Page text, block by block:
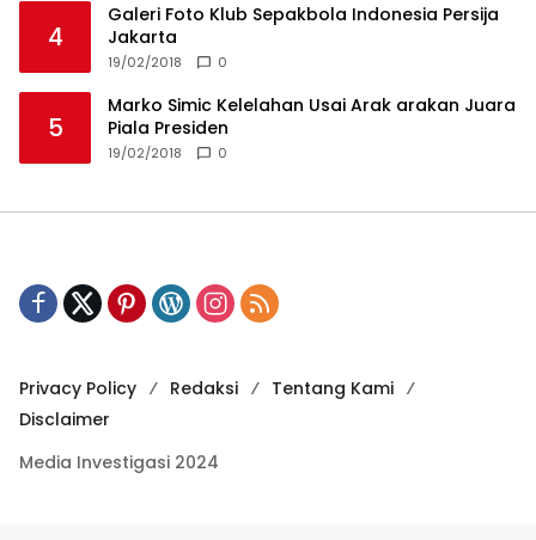
4
Galeri Foto Klub Sepakbola Indonesia Persija
Jakarta
19/02/2018 0
5
Marko Simic Kelelahan Usai Arak arakan Juara
Piala Presiden
19/02/2018 0
Privacy Policy Redaksi
Tentang Kami
Disclaimer
Media Investigasi 2024